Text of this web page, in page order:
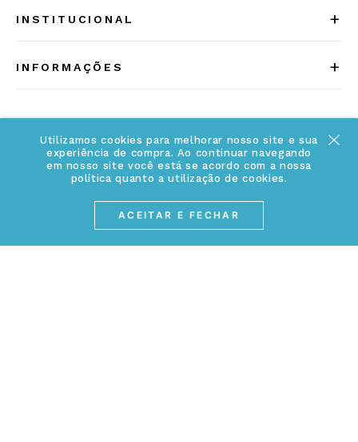
Utilizamos cookies para melhorar nosso site e sua
experiência de compra. Ao continuar navegando
em nosso site você está se acordo com a nossa
política quanto a utilização de cookies.
ACEITAR E FECHAR
INSTITUCIONAL +
Conheça a linha MVNDOS
INFORMAÇÕES +
Política de Privacidade
ATENDIMENTO
(17) 3234-2299
contato.mvndos@webjoias.com.br